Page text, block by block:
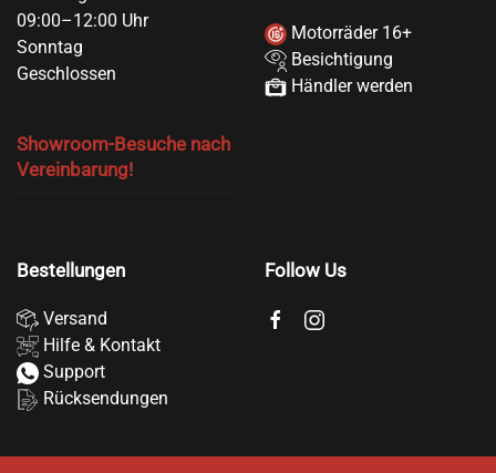
09:00–12:00 Uhr
Sonntag
Geschlossen
Showroom-Besuche nach
Vereinbarung!
Motorräder 16+
Besichtigung
Händler werden
Bestellungen
Versand
Hilfe & Kontakt
Support
Rücksendungen
Follow Us